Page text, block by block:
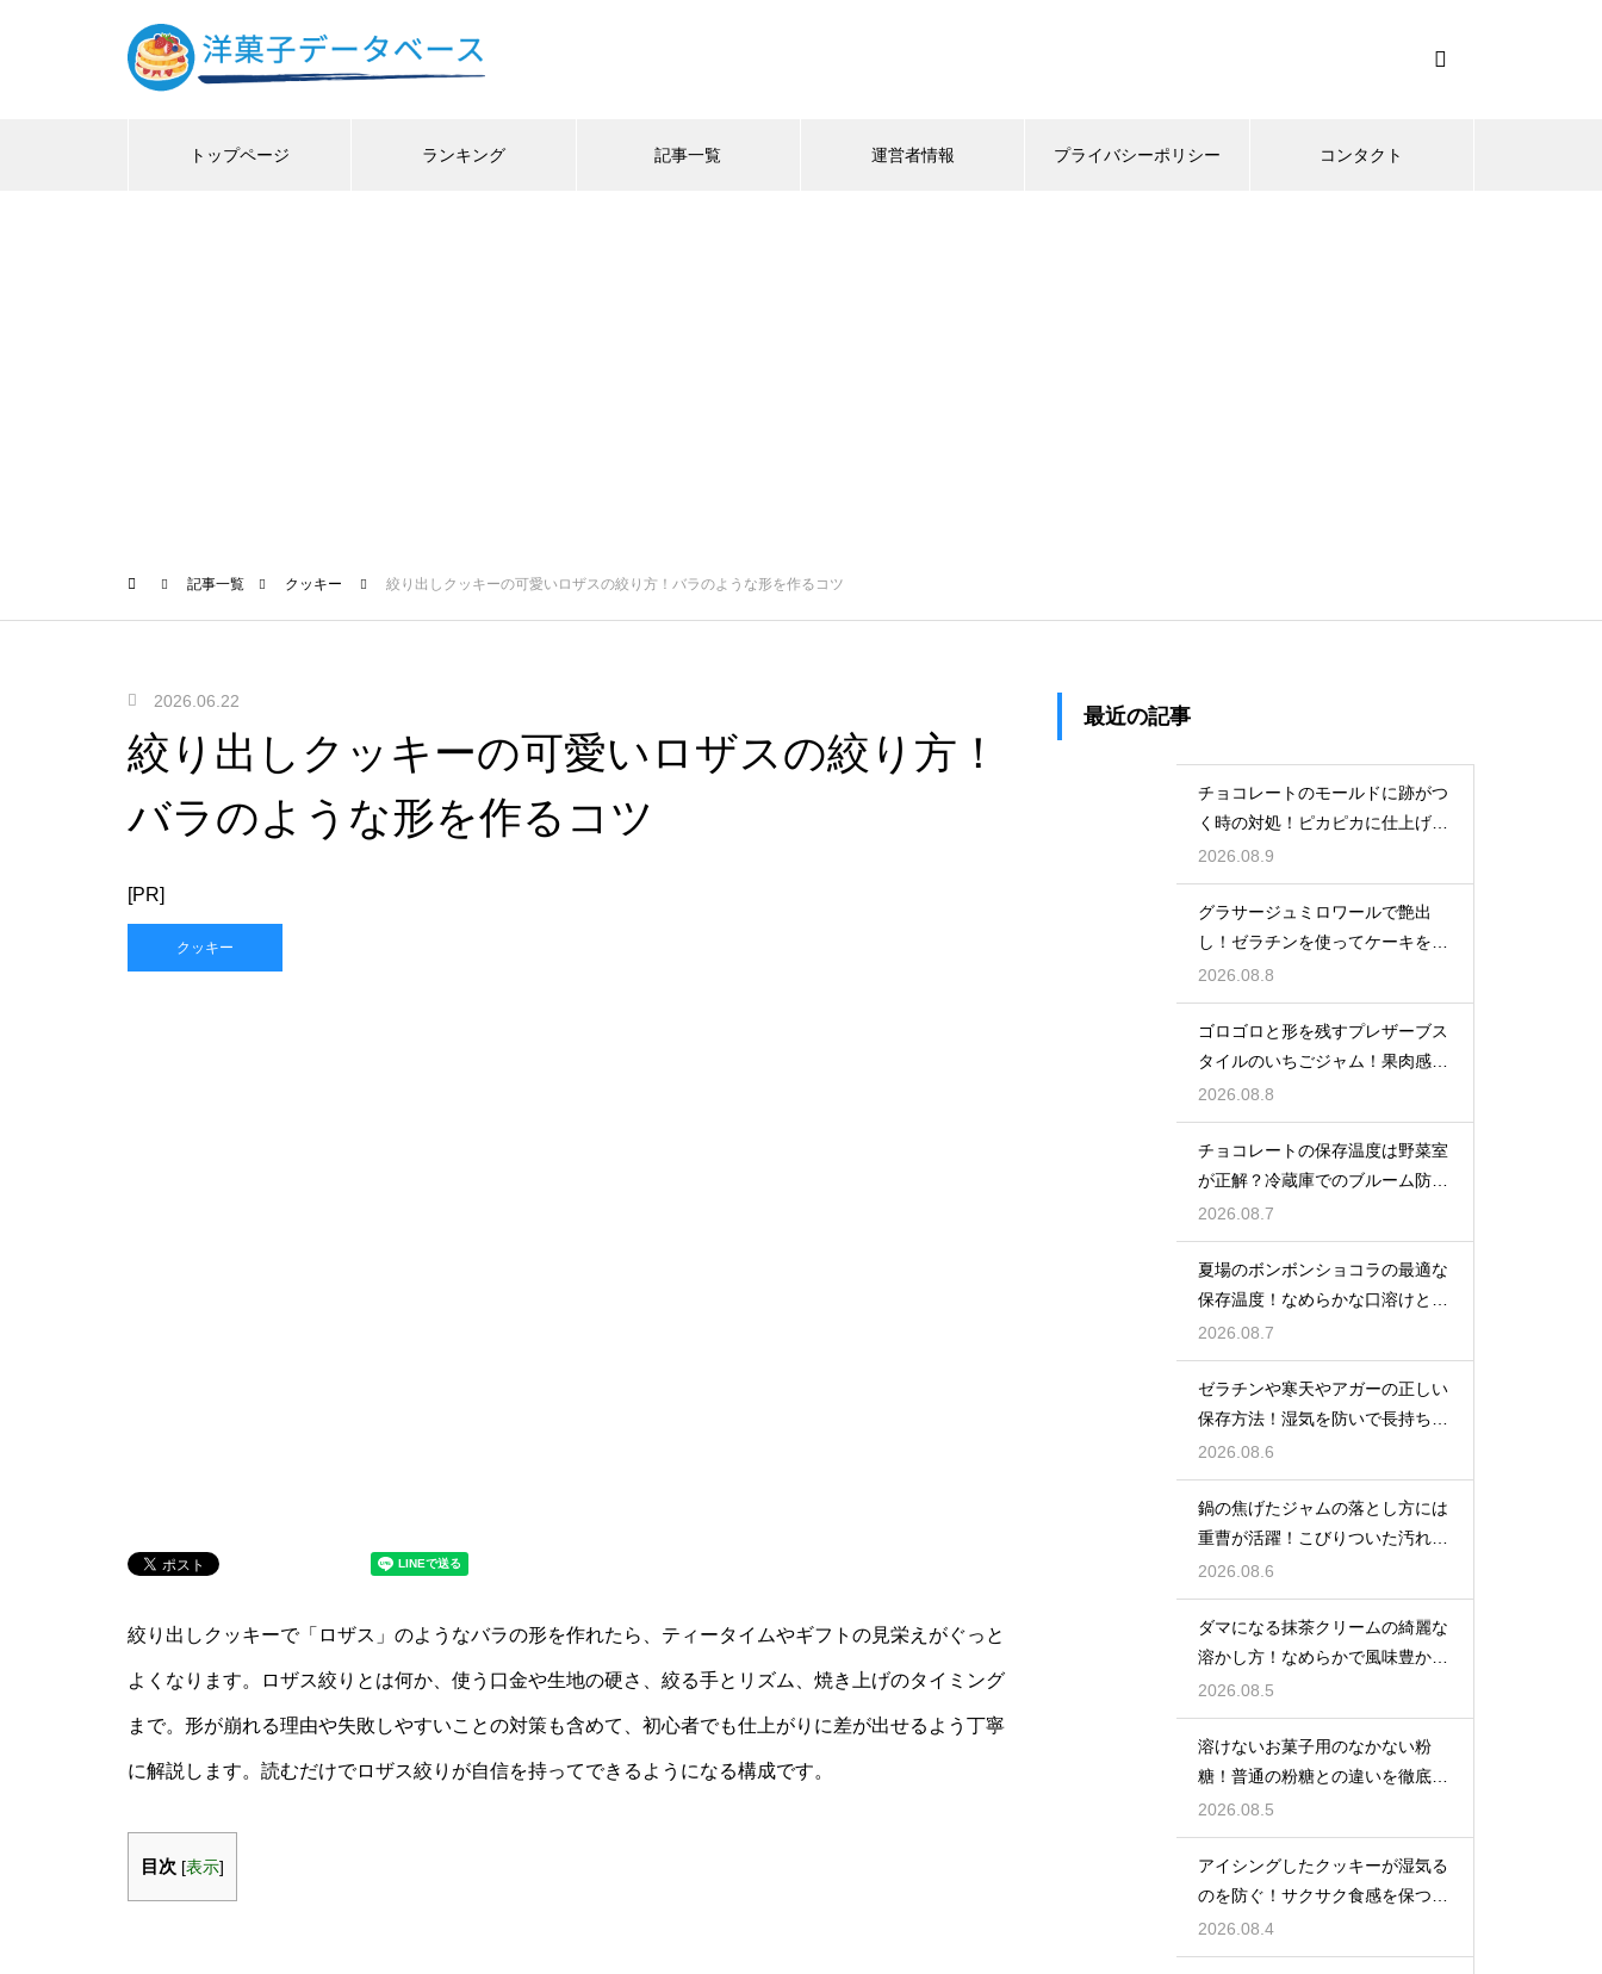
トップページ ランキング 記事一覧 運営者情報 プライバシーポリシー コンタクト
記事一覧 クッキー 絞り出しクッキーの可愛いロザスの絞り方！バラのような形を作るコツ
2026.06.22
絞り出しクッキーの可愛いロザスの絞り方！
バラのような形を作るコツ
[PR]
クッキー
絞り出しクッキーで「ロザス」のようなバラの形を作れたら、ティータイムやギフトの見栄えがぐっと
よくなります。ロザス絞りとは何か、使う口金や生地の硬さ、絞る手とリズム、焼き上げのタイミング
まで。形が崩れる理由や失敗しやすいことの対策も含めて、初心者でも仕上がりに差が出せるよう丁寧
に解説します。読むだけでロザス絞りが自信を持ってできるようになる構成です。
目次 [表示]
最近の記事
チョコレートのモールドに跡がつ
く時の対処！ピカピカに仕上げる
ための秘策
2026.08.9
グラサージュミロワールで艶出
し！ゼラチンを使ってケーキを美
しく飾る
2026.08.8
ゴロゴロと形を残すプレザーブス
タイルのいちごジャム！果肉感を
たっぷり楽しむ美味しいレシピ
2026.08.8
チョコレートの保存温度は野菜室
が正解？冷蔵庫でのブルーム防止
策
2026.08.7
夏場のボンボンショコラの最適な
保存温度！なめらかな口溶けと美
しいツヤを保つための管理方法
2026.08.7
ゼラチンや寒天やアガーの正しい
保存方法！湿気を防いで長持ちさ
せるコツ
2026.08.6
鍋の焦げたジャムの落とし方には
重曹が活躍！こびりついた汚れを
綺麗に落としてピカピカにする技
2026.08.6
ダマになる抹茶クリームの綺麗な
溶かし方！なめらかで風味豊かな
クリームを作る
2026.08.5
溶けないお菓子用のなかない粉
糖！普通の粉糖との違いを徹底解
説
2026.08.5
アイシングしたクッキーが湿気る
のを防ぐ！サクサク食感を保つ裏
技
2026.08.4